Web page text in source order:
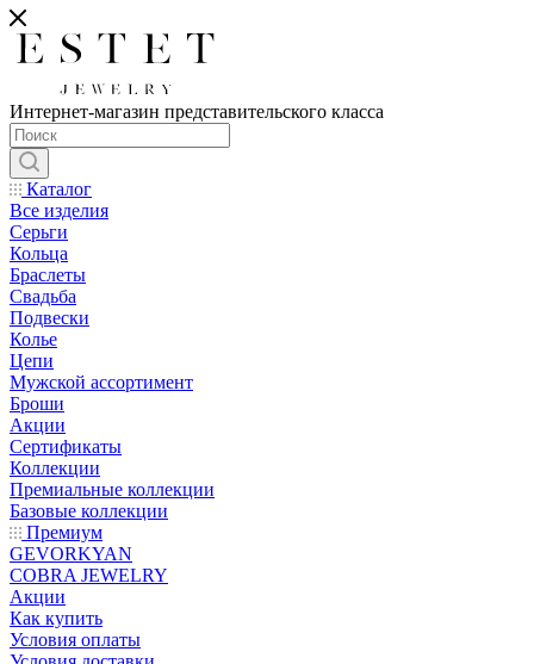
Интернет-магазин представительского класса
Каталог
Все изделия
Серьги
Кольца
Браслеты
Свадьба
Подвески
Колье
Цепи
Мужской ассортимент
Броши
Акции
Сертификаты
Коллекции
Премиальные коллекции
Базовые коллекции
Премиум
GEVORKYAN
COBRA JEWELRY
Акции
Как купить
Условия оплаты